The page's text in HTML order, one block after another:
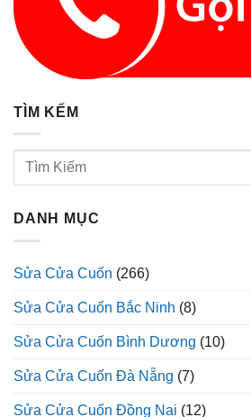
TÌM KẾM
DANH MỤC
Sửa Cửa Cuốn (266)
Sửa Cửa Cuốn Bắc Ninh (8)
Sửa Cửa Cuốn Bình Dương (10)
Sửa Cửa Cuốn Đà Nẵng (7)
Sửa Cửa Cuốn Đồng Nai (12)